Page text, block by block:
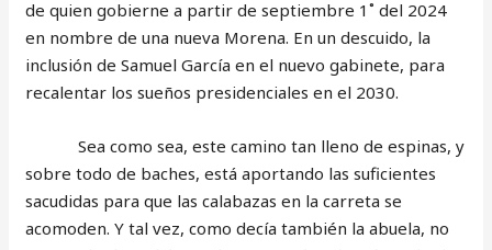
de quien gobierne a partir de septiembre 1˚ del 2024
en nombre de una nueva Morena. En un descuido, la
inclusión de Samuel García en el nuevo gabinete, para
recalentar los sueños presidenciales en el 2030.
Sea como sea, este camino tan lleno de espinas, y
sobre todo de baches, está aportando las suficientes
sacudidas para que las calabazas en la carreta se
acomoden. Y tal vez, como decía también la abuela, no